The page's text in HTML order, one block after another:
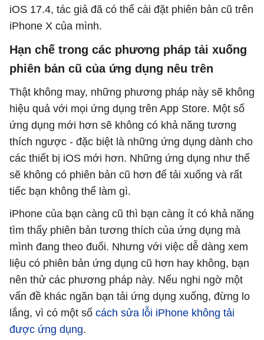
iOS 17.4, tác giả đã có thể cài đặt phiên bản cũ trên
iPhone X của mình.
Hạn chế trong các phương pháp tải xuống
phiên bản cũ của ứng dụng nêu trên
Thật không may, những phương pháp này sẽ không
hiệu quả với mọi ứng dụng trên App Store. Một số
ứng dụng mới hơn sẽ không có khả năng tương
thích ngược - đặc biệt là những ứng dụng dành cho
các thiết bị iOS mới hơn. Những ứng dụng như thế
sẽ không có phiên bản cũ hơn để tải xuống và rất
tiếc bạn không thể làm gì.
iPhone của bạn càng cũ thì bạn càng ít có khả năng
tìm thấy phiên bản tương thích của ứng dụng mà
mình đang theo đuổi. Nhưng với việc dễ dàng xem
liệu có phiên bản ứng dụng cũ hơn hay không, bạn
nên thử các phương pháp này. Nếu nghi ngờ một
vấn đề khác ngăn bạn tải ứng dụng xuống, đừng lo
lắng, vì có một số cách sửa lỗi iPhone không tải
được ứng dụng.